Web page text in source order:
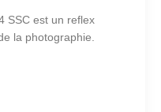
SSC est un reflex
la photographie.